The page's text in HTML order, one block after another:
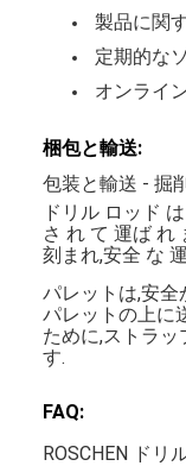
製品に関
定期的な
オンライ
梱包と輸送:
包装と輸送 - 掘
ドリル ロッド
さ れ て 運ば れ
刻まれ,安全 な
パレットは,安
パレットの上に
ために,ストラ
す.
FAQ:
ROSCHEN ドリ